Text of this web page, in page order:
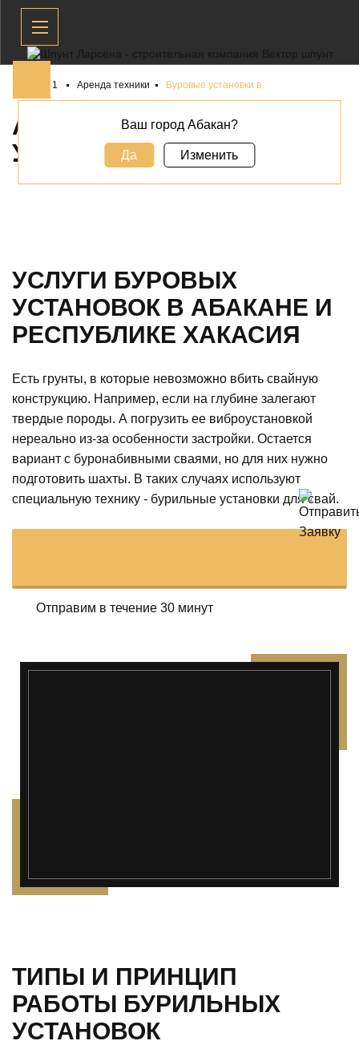
Главная 1 Аренда техники Буровые установки в
АРЕНДА БУРОВЫХ
УСТАНОВОК ВАБАКАНЕ
УСЛУГИ БУРОВЫХ
УСТАНОВОК В АБАКАНЕ И
РЕСПУБЛИКЕ ХАКАСИЯ
Есть грунты, в которые невозможно вбить свайную
конструкцию. Например, если на глубине залегают
твердые породы. А погрузить ее виброустановкой
нереально из-за особенности застройки. Остается
вариант с буронабивными сваями, но для них нужно
подготовить шахты. В таких случаях используют
специальную технику - бурильные установки для свай.
Отправим в течение 30 минут
ТИПЫ И ПРИНЦИП
РАБОТЫ БУРИЛЬНЫХ
УСТАНОВОК
Ваш город Абакан?
Да Изменить